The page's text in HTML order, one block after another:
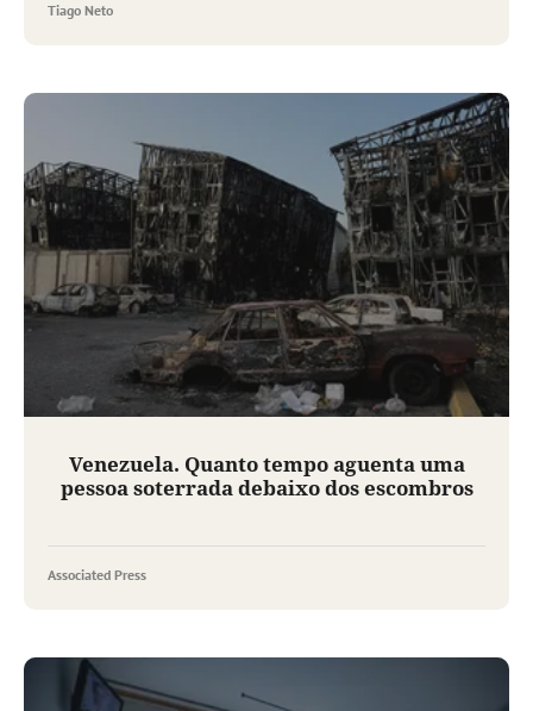
Tiago Neto
Venezuela. Quanto tempo aguenta uma
pessoa soterrada debaixo dos escombros
Associated Press